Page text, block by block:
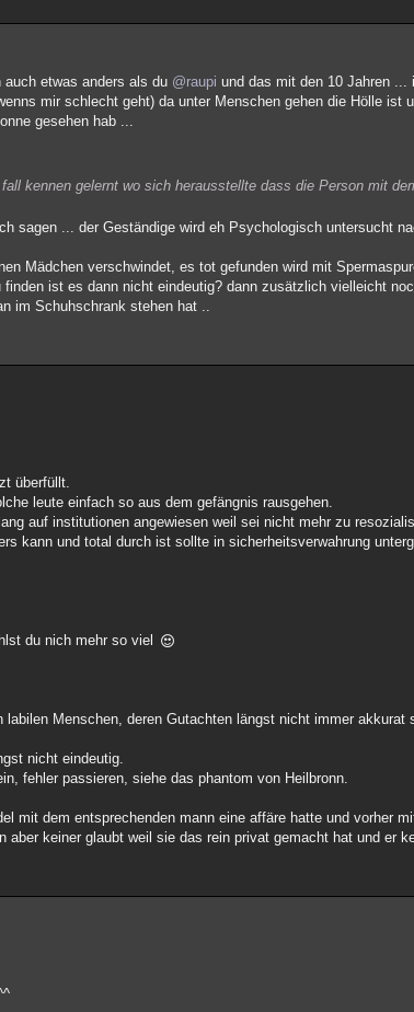
etwas anders als du @raupi und das mit den 10 Jahren ...
mir schlecht geht) da unter Menschen gehen die Hölle
gesehen hab ...
kennen gelernt wo sich herausstellte dass die Person mit
sagen ... der Geständige wird eh Psychologisch untersucht
Mädchen verschwindet, es tot gefunden wird mit
finden ist es dann nicht eindeutig? dann zusätzlich vielleicht
im Schuhschrank stehen hat ..
überfüllt.
leute einfach so aus dem gefängnis rausgehen.
auf institutionen angewiesen weil sei nicht mehr zu
kann und total durch ist sollte in sicherheitsverwahrung
du nich mehr so viel
Menschen, deren Gutachten längst nicht immer akkurat
nicht eindeutig.
fehler passieren, siehe das phantom von Heilbronn.
mit dem entsprechenden mann eine affäre hatte und vorher
aber keiner glaubt weil sie das rein privat gemacht hat und er